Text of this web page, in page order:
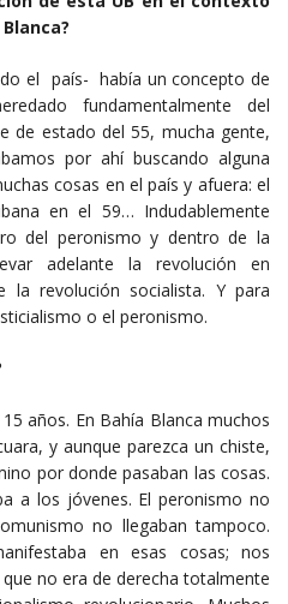
el país- había un concepto de
fundamentalmente del
de estado del 55, mucha gente,
por ahí buscando alguna
cosas en el país y afuera: el
en el 59… Indudablemente
del peronismo y dentro de la
adelante la revolución en
la revolución socialista. Y para
o el peronismo.
años. En Bahía Blanca muchos
y aunque parezca un chiste,
por donde pasaban las cosas.
a los jóvenes. El peronismo no
no llegaban tampoco.
en esas cosas; nos
no era de derecha totalmente